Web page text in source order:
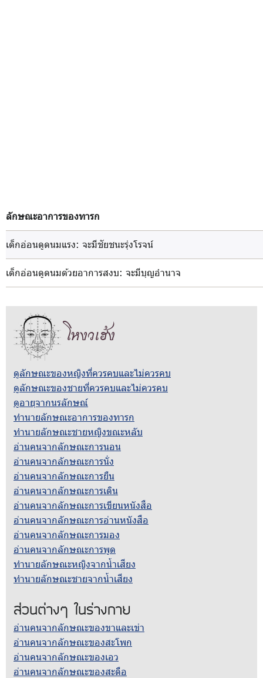
ลักษณะอาการของทารก
เด็กอ่อนดูดนมแรง: จะมีชัยชนะรุ่งโรจน์
เด็กอ่อนดูดนมด้วยอาการสงบ: จะมีบุญอำนาจ
โหงวเฮ้ง
ดูลักษณะของหญิงที่ควรคบและไม่ควรคบ
ดูลักษณะของชายที่ควรคบและไม่ควรคบ
ดูอายุจากนรลักษณ์
ทำนายลักษณะอาการของทารก
ทำนายลักษณะชายหญิงขณะหลับ
อ่านคนจากลักษณะการนอน
อ่านคนจากลักษณะการนั่ง
อ่านคนจากลักษณะการยืน
อ่านคนจากลักษณะการเดิน
อ่านคนจากลักษณะการเขียนหนังสือ
อ่านคนจากลักษณะการอ่านหนังสือ
อ่านคนจากลักษณะการมอง
อ่านคนจากลักษณะการพูด
ทำนายลักษณะหญิงจากน้ำเสียง
ทำนายลักษณะชายจากน้ำเสียง
ส่วนต่างๆ ในร่างกาย
อ่านคนจากลักษณะของขาและเข่า
อ่านคนจากลักษณะของสะโพก
อ่านคนจากลักษณะของเอว
อ่านคนจากลักษณะของสะดือ